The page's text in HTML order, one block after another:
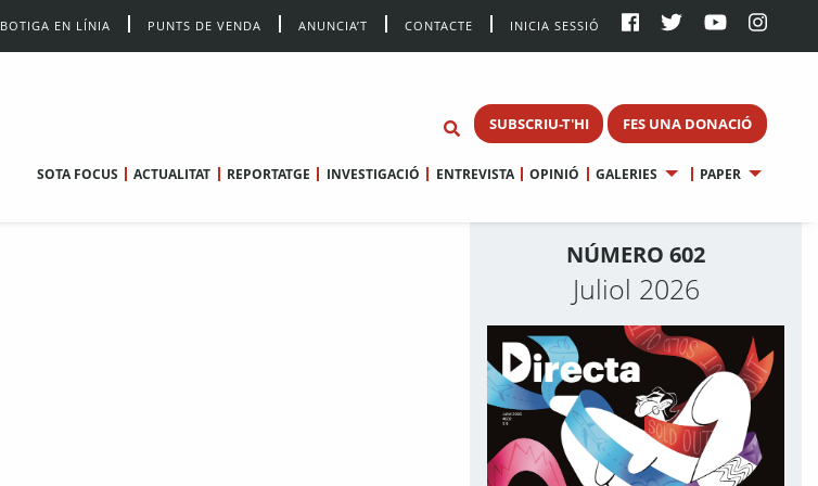
BOTIGA EN LÍNIA PUNTS DE VENDA ANUNCIA’T CONTACTE INICIA SESSIÓ
SUBSCRIU-T'HI FES UNA DONACIÓ
SOTA FOCUS ACTUALITAT REPORTATGE INVESTIGACIÓ ENTREVISTA OPINIÓ GALERIES PAPER
NÚMERO 602
Juliol 2026